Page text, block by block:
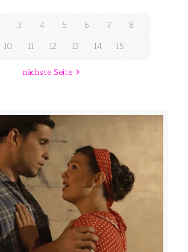
3 4 5 6 7
8
10 11 12 13 14
15
nächste Seite